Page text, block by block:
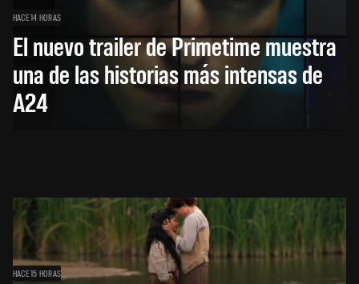
HACE 14 HORAS
El nuevo trailer de Primetime muestra
una de las historias más intensas de
A24
HACE 15 HORAS